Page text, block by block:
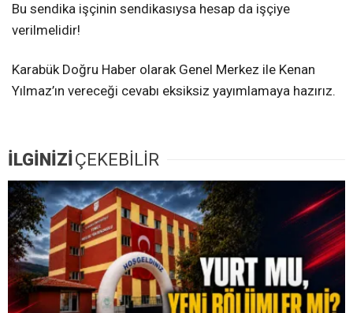
Bu sendika işçinin sendikasıysa hesap da işçiye
verilmelidir!
Karabük Doğru Haber olarak Genel Merkez ile Kenan
Yılmaz’ın vereceği cevabı eksiksiz yayımlamaya hazırız.
İLGİNİZİÇEKEBİLİR